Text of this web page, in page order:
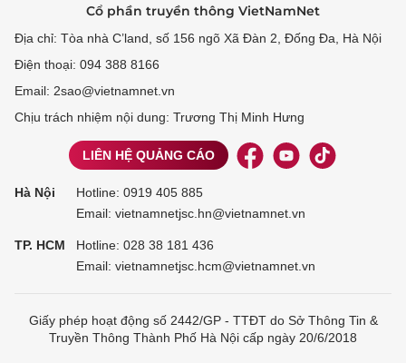
Cổ phần truyền thông VietNamNet
Địa chỉ: Tòa nhà C’land, số 156 ngõ Xã Đàn 2, Đống Đa, Hà Nội
Điện thoại: 094 388 8166
Email: 2sao@vietnamnet.vn
Chịu trách nhiệm nội dung: Trương Thị Minh Hưng
LIÊN HỆ QUẢNG CÁO
Hà Nội Hotline: 0919 405 885
Email: vietnamnetjsc.hn@vietnamnet.vn
TP. HCM Hotline: 028 38 181 436
Email: vietnamnetjsc.hcm@vietnamnet.vn
Giấy phép hoạt động số 2442/GP - TTĐT do Sở Thông Tin &
Truyền Thông Thành Phố Hà Nội cấp ngày 20/6/2018